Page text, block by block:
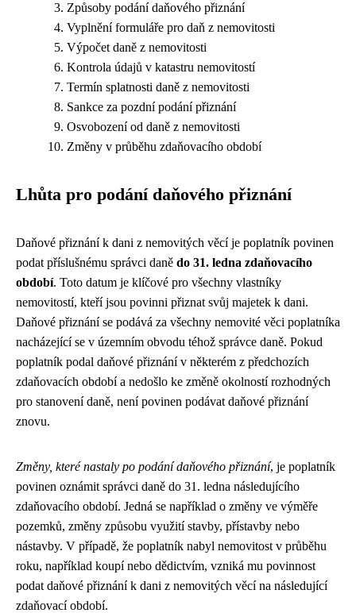
Způsoby podání daňového přiznání
Vyplnění formuláře pro daň z nemovitosti
Výpočet daně z nemovitosti
Kontrola údajů v katastru nemovitostí
Termín splatnosti daně z nemovitosti
Sankce za pozdní podání přiznání
Osvobození od daně z nemovitosti
Změny v průběhu zdaňovacího období
Lhůta pro podání daňového přiznání
Daňové přiznání k dani z nemovitých věcí je poplatník povinen
podat příslušnému správci daně do 31. ledna zdaňovacího
období. Toto datum je klíčové pro všechny vlastníky
nemovitostí, kteří jsou povinni přiznat svůj majetek k dani.
Daňové přiznání se podává za všechny nemovité věci poplatníka
nacházející se v územním obvodu téhož správce daně. Pokud
poplatník podal daňové přiznání v některém z předchozích
zdaňovacích období a nedošlo ke změně okolností rozhodných
pro stanovení daně, není povinen podávat daňové přiznání
znovu.
Změny, které nastaly po podání daňového přiznání, je poplatník
povinen oznámit správci daně do 31. ledna následujícího
zdaňovacího období. Jedná se například o změny ve výměře
pozemků, změny způsobu využití stavby, přístavby nebo
nástavby. V případě, že poplatník nabyl nemovitost v průběhu
roku, například koupí nebo dědictvím, vzniká mu povinnost
podat daňové přiznání k dani z nemovitých věcí na následující
zdaňovací období.